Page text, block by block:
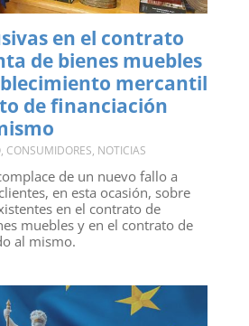
en el contrato
de bienes muebles
mercantil
de financiación
, CONSUMIDORES, NOTICIAS
de un nuevo fallo a
en esta ocasión, sobre
en el contrato de
muebles y en el contrato de
al mismo.